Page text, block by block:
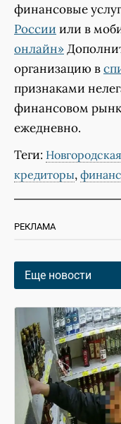
финансовые
России или в
онлайн»
организацию в
признаками
финансовом
ежедневно.
Теги:
кредиторы,
РЕКЛАМА
Еще новости